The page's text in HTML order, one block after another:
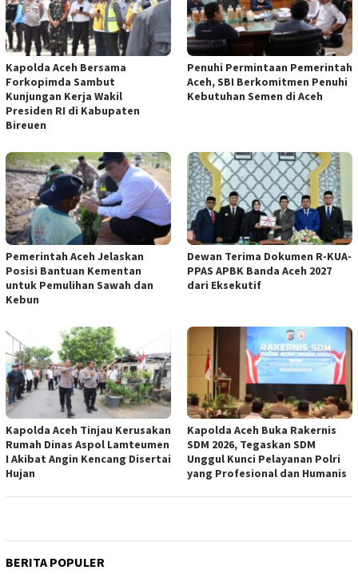
Kapolda Aceh Bersama
Forkopimda Sambut
Kunjungan Kerja Wakil
Presiden RI di Kabupaten
Bireuen
Penuhi Permintaan Pemerintah
Aceh, SBI Berkomitmen Penuhi
Kebutuhan Semen di Aceh
Pemerintah Aceh Jelaskan
Posisi Bantuan Kementan
untuk Pemulihan Sawah dan
Kebun
Dewan Terima Dokumen R-KUA-
PPAS APBK Banda Aceh 2027
dari Eksekutif
Kapolda Aceh Tinjau Kerusakan
Rumah Dinas Aspol Lamteumen
I Akibat Angin Kencang Disertai
Hujan
Kapolda Aceh Buka Rakernis
SDM 2026, Tegaskan SDM
Unggul Kunci Pelayanan Polri
yang Profesional dan Humanis
BERITA POPULER